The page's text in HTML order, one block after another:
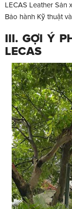
LECAS Leather Sản
Bảo hành Kỹ thuật
III. GỢI Ý
LECAS